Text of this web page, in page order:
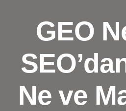
GEO
Ne ve